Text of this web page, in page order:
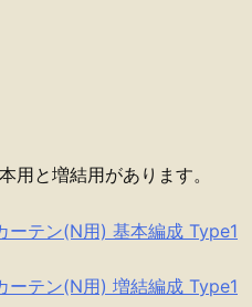
用と増結用があります。
テン(N用) 基本編成 Type1
テン(N用) 増結編成 Type1